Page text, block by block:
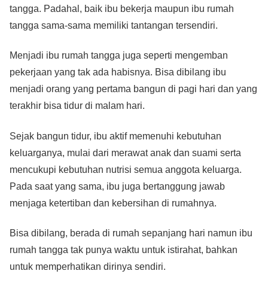
tangga. Padahal, baik ibu bekerja maupun ibu rumah
tangga sama-sama memiliki tantangan tersendiri.
Menjadi ibu rumah tangga juga seperti mengemban
pekerjaan yang tak ada habisnya. Bisa dibilang ibu
menjadi orang yang pertama bangun di pagi hari dan yang
terakhir bisa tidur di malam hari.
Sejak bangun tidur, ibu aktif memenuhi kebutuhan
keluarganya, mulai dari merawat anak dan suami serta
mencukupi kebutuhan nutrisi semua anggota keluarga.
Pada saat yang sama, ibu juga bertanggung jawab
menjaga ketertiban dan kebersihan di rumahnya.
Bisa dibilang, berada di rumah sepanjang hari namun ibu
rumah tangga tak punya waktu untuk istirahat, bahkan
untuk memperhatikan dirinya sendiri.